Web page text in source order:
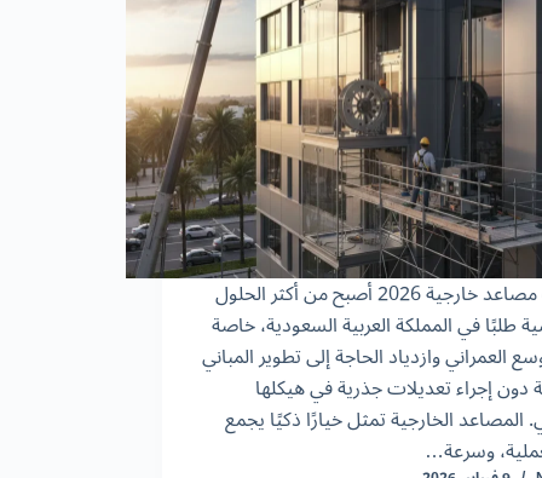
تركيب مصاعد خارجية 2026 أصبح من أكثر الحلول
طلبًا في المملكة العربية السعودية، خاصة
العمراني وازدياد الحاجة إلى تطوير المباني
دون إجراء تعديلات جذرية في هيكلها
المصاعد الخارجية تمثل خيارًا ذكيًا يجمع
وسرعة…